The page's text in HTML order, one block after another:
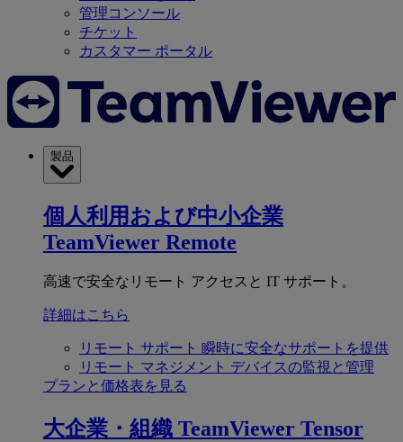
管理コンソール
チケット
カスタマー ポータル
製品
個人利用および中小企業
TeamViewer Remote
高速で安全なリモート アクセスと IT サポート。
詳細はこちら
リモート サポート 瞬時に安全なサポートを提供
リモート マネジメント デバイスの監視と管理
プランと価格表を見る
大企業・組織 TeamViewer Tensor